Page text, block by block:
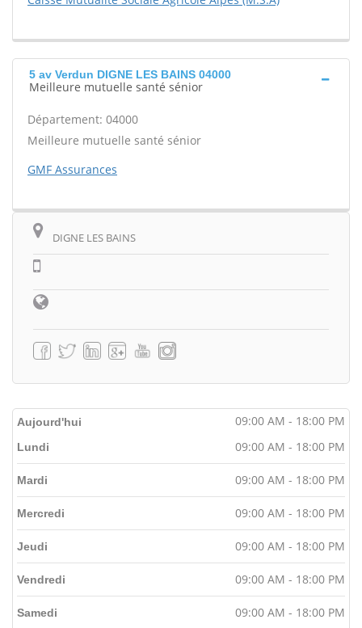
5 av Verdun DIGNE LES BAINS 04000
Meilleure mutuelle santé sénior
Département: 04000
Meilleure mutuelle santé sénior
GMF Assurances
DIGNE LES BAINS
Aujourd'hui 09:00 AM - 18:00 PM
Lundi 09:00 AM - 18:00 PM
Mardi 09:00 AM - 18:00 PM
Mercredi 09:00 AM - 18:00 PM
Jeudi 09:00 AM - 18:00 PM
Vendredi 09:00 AM - 18:00 PM
Samedi 09:00 AM - 18:00 PM